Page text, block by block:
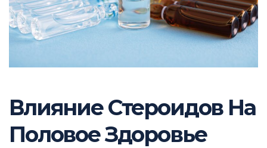
Влияние Стероидов На
Половое Здоровье